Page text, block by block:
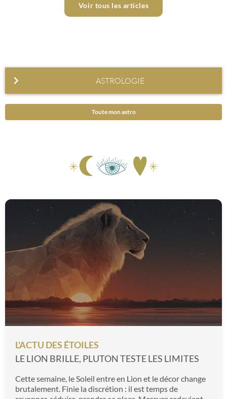
Voir tous les articles
ASTROLOGIE
Envie de connaître votre avenir ? De découvrir les
mystères de votre signe astrologique et de votre
professionnels, qui sont soigneusement sélectionnés
pour leurs compétences et leur sérieux. Que vous soyez
de la semaine, de l'année ou des saisons des prévisions
fiables et des conseils personnalisés. Venez vite vous
inscrire afin de bénéficier gratuitement de l'ensemble des
contenus de notre site avec en exclusivité votre thème
astral 100 % personnalisé, ainsi que 10 crédits offerts
pour dialoguer par chat ou téléphone avec nos
astrologues. Venez découvrir ce que les astres vous
réservent !
Toute mon astro
L'ACTU DES ÉTOILES
LE LION BRILLE, PLUTON TESTE LES LIMITES
Cette semaine, le Soleil entre en Lion et le décor change
brutalement. Finie la discrétion : il est temps de